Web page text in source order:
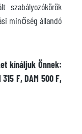
szabályozókörök
minőség állandó
kínáljuk Önnek:
315 F, DAM 500 F,